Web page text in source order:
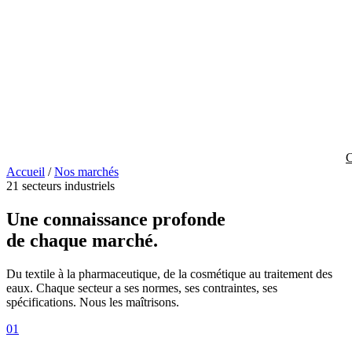
Accueil / Nos marchés
21 secteurs industriels
Une connaissance profonde
de chaque marché.
Du textile à la pharmaceutique, de la cosmétique au traitement des
eaux. Chaque secteur a ses normes, ses contraintes, ses
spécifications. Nous les maîtrisons.
01